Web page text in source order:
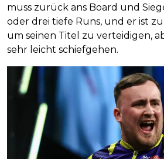
muss zurück ans Board und
oder drei tiefe Runs, und er ist
um seinen Titel zu verteidigen,
sehr leicht schiefgehen.